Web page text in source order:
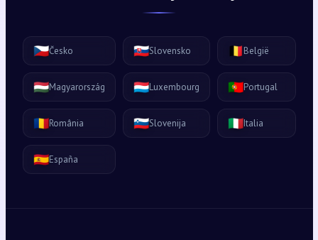
🇨🇿Česko 🇸🇰Slovensko 🇧🇪België
🇭🇺Magyarország 🇱🇺Luxembourg 🇵🇹Portugal
🇷🇴România 🇸🇮Slovenija 🇮🇹Italia
🇪🇸España